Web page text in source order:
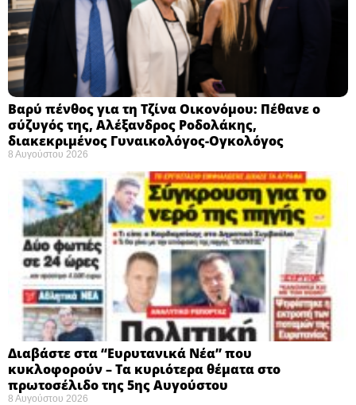
Βαρύ πένθος για τη Τζίνα Οικονόμου: Πέθανε ο
σύζυγός της, Αλέξανδρος Ροδολάκης,
διακεκριμένος Γυναικολόγος-Ογκολόγος
8 Αυγούστου 2026
Διαβάστε στα “Ευρυτανικά Νέα” που
κυκλοφορούν – Τα κυριότερα θέματα στο
πρωτοσέλιδο της 5ης Αυγούστου
8 Αυγούστου 2026